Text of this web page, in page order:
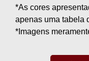
*As cores
apenas uma tabela
*Imagens